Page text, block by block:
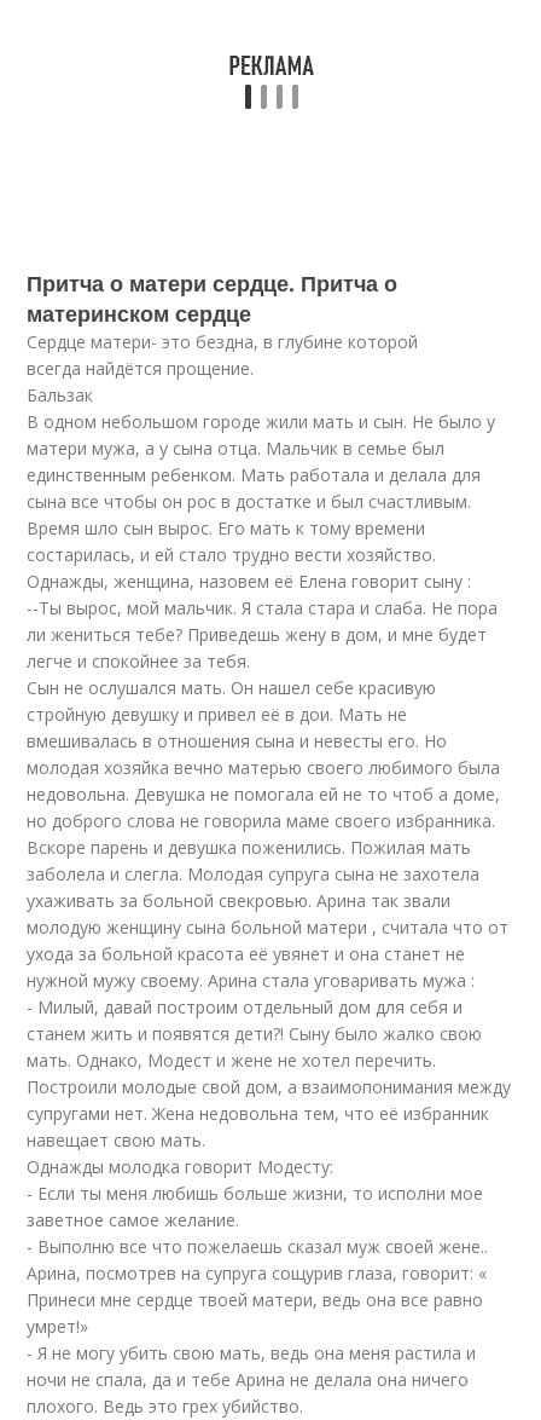
Притча о матери сердце. Притча о
материнском сердце
Сердце матери- это бездна, в глубине которой
всегда найдётся прощение.
Бальзак
В одном небольшом городе жили мать и сын. Не было у
матери мужа, а у сына отца. Мальчик в семье был
единственным ребенком. Мать работала и делала для
сына все чтобы он рос в достатке и был счастливым.
Время шло сын вырос. Его мать к тому времени
состарилась, и ей стало трудно вести хозяйство.
Однажды, женщина, назовем её Елена говорит сыну :
--Ты вырос, мой мальчик. Я стала стара и слаба. Не пора
ли жениться тебе? Приведешь жену в дом, и мне будет
легче и спокойнее за тебя.
Сын не ослушался мать. Он нашел себе красивую
стройную девушку и привел её в дои. Мать не
вмешивалась в отношения сына и невесты его. Но
молодая хозяйка вечно матерью своего любимого была
недовольна. Девушка не помогала ей не то чтоб а доме,
но доброго слова не говорила маме своего избранника.
Вскоре парень и девушка поженились. Пожилая мать
заболела и слегла. Молодая супруга сына не захотела
ухаживать за больной свекровью. Арина так звали
молодую женщину сына больной матери , считала что от
ухода за больной красота её увянет и она станет не
нужной мужу своему. Арина стала уговаривать мужа :
- Милый, давай построим отдельный дом для себя и
станем жить и появятся дети?! Сыну было жалко свою
мать. Однако, Модест и жене не хотел перечить.
Построили молодые свой дом, а взаимопонимания между
супругами нет. Жена недовольна тем, что её избранник
навещает свою мать.
Однажды молодка говорит Модесту:
- Если ты меня любишь больше жизни, то исполни мое
заветное самое желание.
- Выполню все что пожелаешь сказал муж своей жене..
Арина, посмотрев на супруга сощурив глаза, говорит: «
Принеси мне сердце твоей матери, ведь она все равно
умрет!»
- Я не могу убить свою мать, ведь она меня растила и
ночи не спала, да и тебе Арина не делала она ничего
плохого. Ведь это грех убийство.